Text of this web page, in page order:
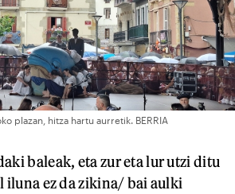
plazan, hitza hartu aurretik. BERRIA
baleak, eta zur eta lur utzi ditu
iluna ez da zikina/ bai aulki